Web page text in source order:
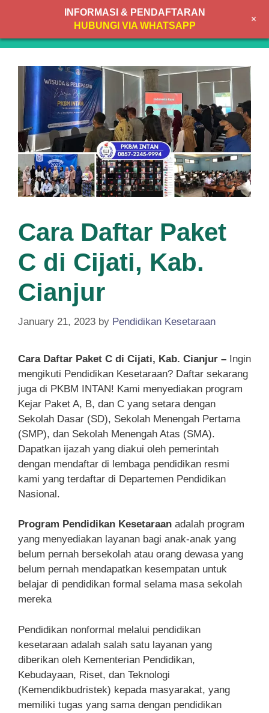
content
Cara Daftar Paket
C di Cijati, Kab.
Cianjur
January 21, 2023 by Pendidikan Kesetaraan
Cara Daftar Paket C di Cijati, Kab. Cianjur – Ingin
mengikuti Pendidikan Kesetaraan? Daftar sekarang
juga di PKBM INTAN! Kami menyediakan program
Kejar Paket A, B, dan C yang setara dengan
Sekolah Dasar (SD), Sekolah Menengah Pertama
(SMP), dan Sekolah Menengah Atas (SMA).
Dapatkan ijazah yang diakui oleh pemerintah
dengan mendaftar di lembaga pendidikan resmi
kami yang terdaftar di Departemen Pendidikan
Nasional.
Program Pendidikan Kesetaraan adalah program
yang menyediakan layanan bagi anak-anak yang
belum pernah bersekolah atau orang dewasa yang
belum pernah mendapatkan kesempatan untuk
belajar di pendidikan formal selama masa sekolah
mereka
Pendidikan nonformal melalui pendidikan
kesetaraan adalah salah satu layanan yang
diberikan oleh Kementerian Pendidikan,
Kebudayaan, Riset, dan Teknologi
(Kemendikbudristek) kepada masyarakat, yang
memiliki tugas yang sama dengan pendidikan
INFORMASI & PENDAFTARAN
HUBUNGI VIA WHATSAPP
+